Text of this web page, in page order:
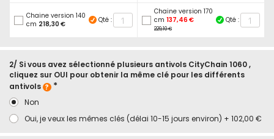
Chaine version 140
cm 218,30 € Qté :
Chaine version 170
cm 137,46 €
229,10 €
Qté :
2/ Si vous avez sélectionné plusieurs antivols CityChain 1060 ,
cliquez sur OUI pour obtenir la même clé pour les différents
antivols
Non
Oui, je veux les mêmes clés (délai 10-15 jours environ) + 102,00 €